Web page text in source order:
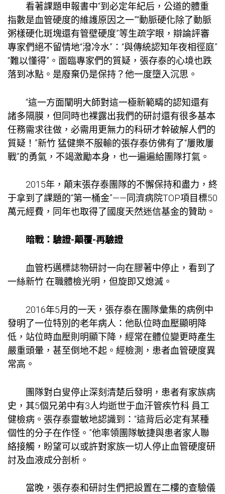
看著課題申報書中“到必定年紀后，公道的體重
指數是血管硬度的維護原因之一”“動脈硬化除了動脈
粥樣硬化斑塊還有管壁硬度”等生疏字眼，辯論評審
專家們絕不留情地“潑冷水”：“與傳統認知年夜相徑庭”
“難以懂得”。面臨專家們的質疑，張存泰的心境也跌
落到冰點。是廢棄仍是保持？他一度墮入沉思。
“這一方面闡明大師對這一極新範疇的認知還有
諸多隔膜，但同時也裸露出我們的研討還有很多基本
任務需求往做，必需用更無力的科研才幹破解人們的
質疑！”新竹 猛健樂不服輸的張存泰仿佛有了“屢敗屢
戰”的勇氣，不竭激勵本身，也一遍遍給團隊打氣。
2015年，顛末張存泰團隊的不懈保持和盡力，終
于拿到了課題的“第一桶金”——同濟病院TOP項目標50
萬元經費，同年也取得了國度天然迷信基金的贊助。
暗戰：驗證-顛覆-再驗證
血管朽邁標誌物研討一向在膠著中停止，看到了
一絲新竹 在職體檢光明，但旋即又熄滅。
2016年5月的一天，張存泰在團隊彙集的病例中
發明了一位特別的老年病人：他臥位時血壓顯明降
低，站位時血壓則明顯下降，經常在體位變更時產生
嚴重頭暈，甚至倒地不起。經檢測，患者血管硬度異
常高。
團隊對白叟停止深刻清楚后發明，患者有家族病
史，其5個兄弟中有3人均逝世于血汗管疾竹科 員工
健檢病。張存泰靈敏地認識到：“這背后必定有某種
個性的分子在作怪。”他率領團隊敏捷與患者家人聯
絡接觸，盼望可以或許對家族一切人停止血管硬度研
討及血液成分剖析。
當晚，張存泰和研討生們把設置在二樓的查驗儀